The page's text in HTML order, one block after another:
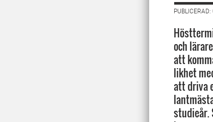
och
att
likhet
att driva
studieår.